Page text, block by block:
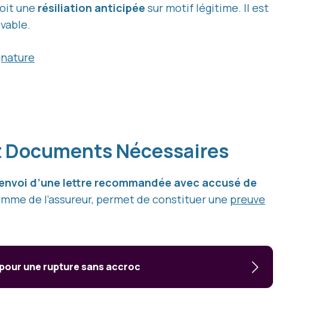
une résiliation anticipée sur motif légitime. Il est
Nécessaires
d’une lettre recommandée avec accusé de
de l’assureur, permet de constituer une preuve
une rupture sans accroc